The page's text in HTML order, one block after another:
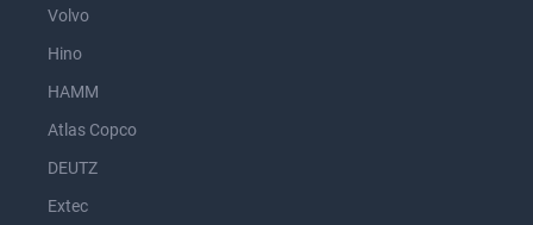
Volvo
Hino
HAMM
Atlas Copco
DEUTZ
Extec